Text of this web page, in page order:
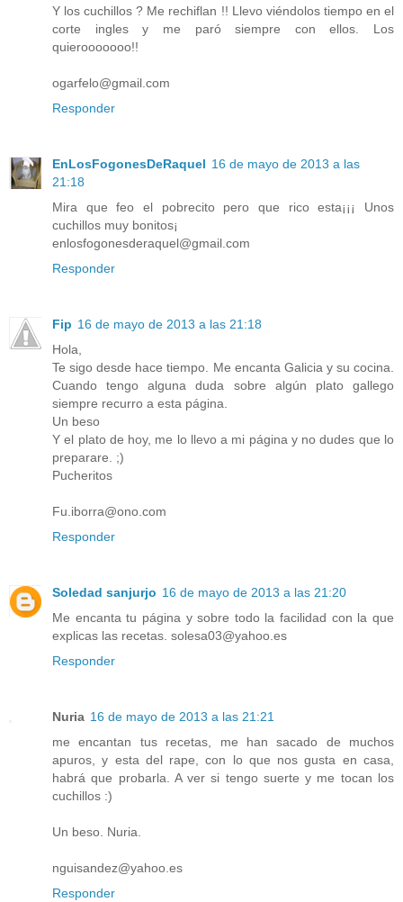
Y los cuchillos ? Me rechiflan !! Llevo viéndolos tiempo en el
corte ingles y me paró siempre con ellos. Los
quierooooooo!!
ogarfelo@gmail.com
Responder
EnLosFogonesDeRaquel 16 de mayo de 2013 a las
21:18
Mira que feo el pobrecito pero que rico esta¡¡¡ Unos
cuchillos muy bonitos¡
enlosfogonesderaquel@gmail.com
Responder
Fip 16 de mayo de 2013 a las 21:18
Hola,
Te sigo desde hace tiempo. Me encanta Galicia y su cocina.
Cuando tengo alguna duda sobre algún plato gallego
siempre recurro a esta página.
Un beso
Y el plato de hoy, me lo llevo a mi página y no dudes que lo
preparare. ;)
Pucheritos
Fu.iborra@ono.com
Responder
Soledad sanjurjo 16 de mayo de 2013 a las 21:20
Me encanta tu página y sobre todo la facilidad con la que
explicas las recetas. solesa03@yahoo.es
Responder
Nuria 16 de mayo de 2013 a las 21:21
me encantan tus recetas, me han sacado de muchos
apuros, y esta del rape, con lo que nos gusta en casa,
habrá que probarla. A ver si tengo suerte y me tocan los
cuchillos :)
Un beso. Nuria.
nguisandez@yahoo.es
Responder